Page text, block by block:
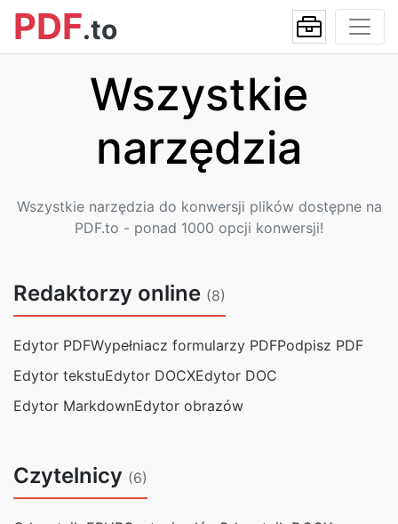
PDF.to
Wszystkie
narzędzia
Wszystkie narzędzia do konwersji plików dostępne na
PDF.to - ponad 1000 opcji konwersji!
Redaktorzy online (8)
Edytor PDFWypełniacz formularzy PDFPodpisz PDF
Edytor tekstuEdytor DOCXEdytor DOC
Edytor MarkdownEdytor obrazów
Czytelnicy (6)